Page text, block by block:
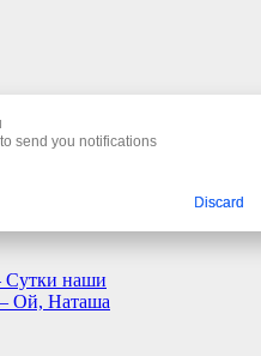
Сутки наши
Ой, Наташа
send you notifications
Discard